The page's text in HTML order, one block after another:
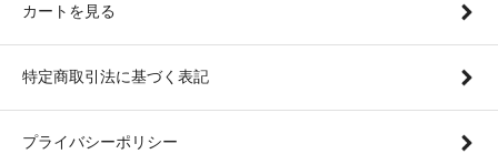
カートを見る
特定商取引法に基づく表記
プライバシーポリシー